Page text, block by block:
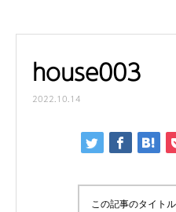
house003
2022.10.14
この記事のタイト